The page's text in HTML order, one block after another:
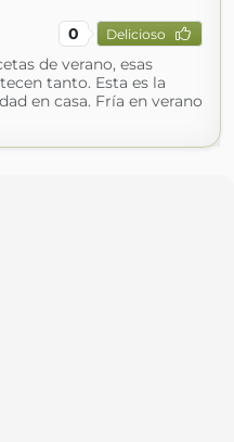
0 Delicioso
de verano, esas
tanto. Esta es la
en casa. Fría en verano